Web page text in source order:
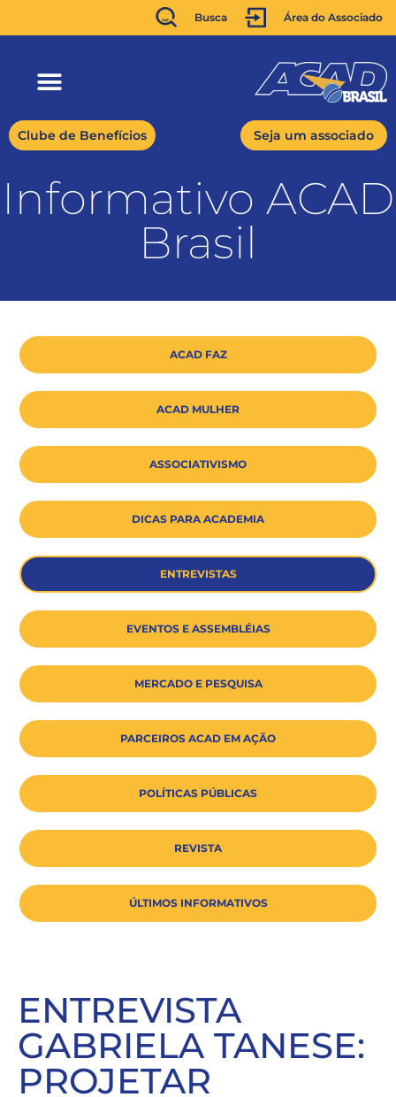
Busca Área do Associado
Clube de Benefícios Seja um associado
Informativo ACAD
Brasil
ACAD FAZ
ACAD MULHER
ASSOCIATIVISMO
DICAS PARA ACADEMIA
ENTREVISTAS
EVENTOS E ASSEMBLÉIAS
MERCADO E PESQUISA
PARCEIROS ACAD EM AÇÃO
POLÍTICAS PÚBLICAS
REVISTA
ÚLTIMOS INFORMATIVOS
ENTREVISTA
GABRIELA TANESE:
PROJETAR